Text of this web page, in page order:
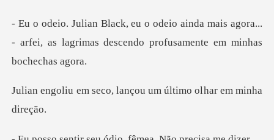
da mais agora...
- arfei, as lagrimas desce
o, lançou um último ol